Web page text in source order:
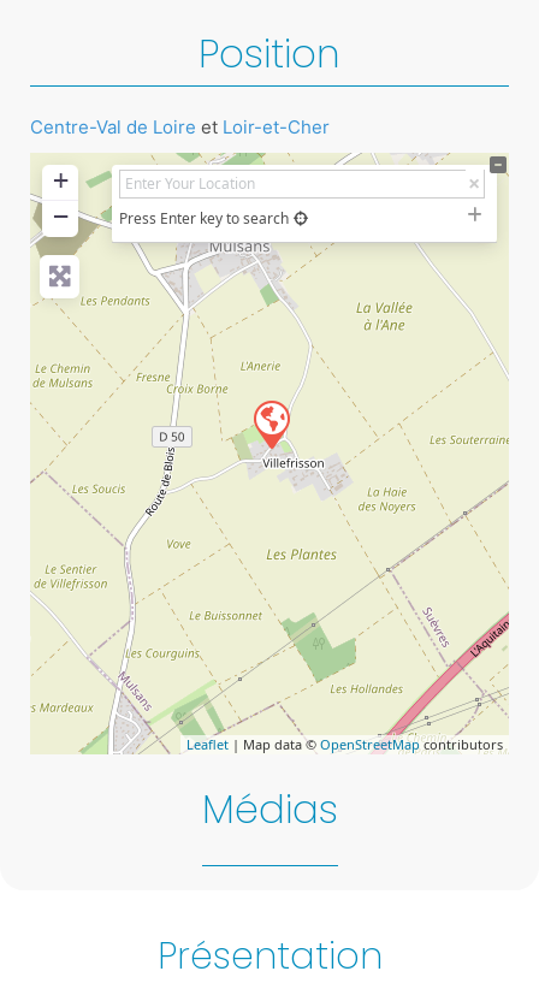
Présentation
Position
Centre-Val de Loire et Loir-et-Cher
+
−
Press Enter key to search
Leaflet | Map data © OpenStreetMapcontributors
Médias